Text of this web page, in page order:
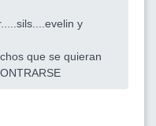
y
que se quieran